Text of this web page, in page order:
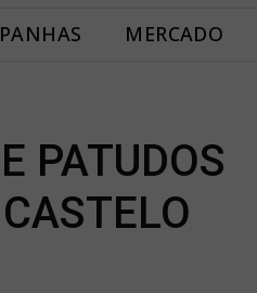
MERCADO
PATUDOS